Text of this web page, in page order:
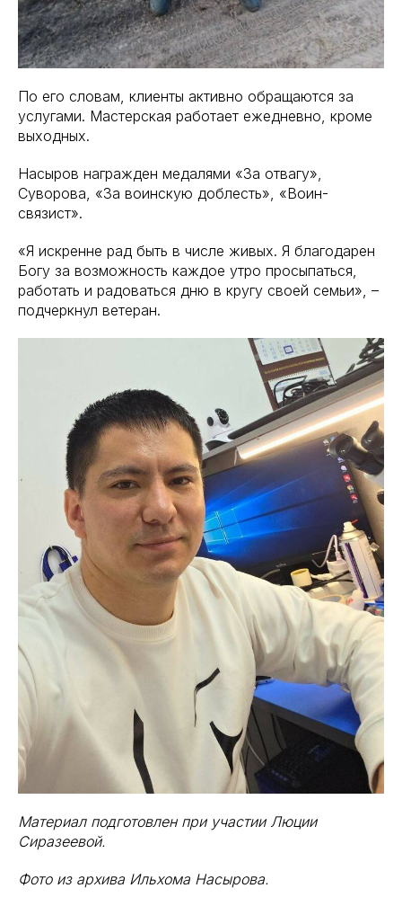
По его словам, клиенты активно обращаются за
услугами. Мастерская работает ежедневно, кроме
выходных.
Насыров награжден медалями «За отвагу»,
Суворова, «За воинскую доблесть», «Воин-
связист».
«Я искренне рад быть в числе живых. Я благодарен
Богу за возможность каждое утро просыпаться,
работать и радоваться дню в кругу своей семьи», –
подчеркнул ветеран.
Материал подготовлен при участии Люции
Сиразеевой.
Фото из архива Ильхома Насырова.